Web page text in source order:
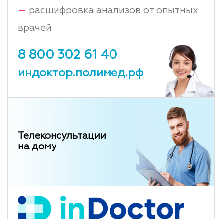
— расшифровка анализов от опытных
врачей
8 800 302 61 40
индоктор.полимед.рф
Телеконсультации
на дому